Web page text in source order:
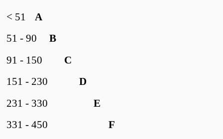
A
< 51
B
51 - 90
C
91 - 150
D
151 - 230
E
231 - 330
F
331 - 450